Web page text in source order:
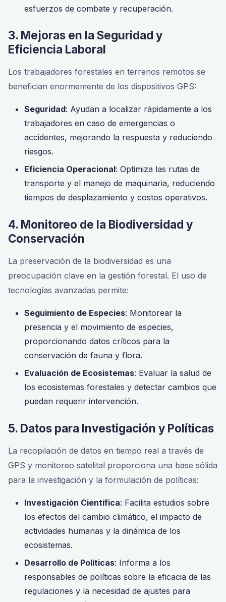
esfuerzos de combate y recuperación.
3. Mejoras en la Seguridad y
Eficiencia Laboral
Los trabajadores forestales en terrenos remotos se
benefician enormemente de los dispositivos GPS:
Seguridad: Ayudan a localizar rápidamente a los
trabajadores en caso de emergencias o
accidentes, mejorando la respuesta y reduciendo
riesgos.
Eficiencia Operacional: Optimiza las rutas de
transporte y el manejo de maquinaria, reduciendo
tiempos de desplazamiento y costos operativos.
4. Monitoreo de la Biodiversidad y
Conservación
La preservación de la biodiversidad es una
preocupación clave en la gestión forestal. El uso de
tecnologías avanzadas permite:
Seguimiento de Especies: Monitorear la
presencia y el movimiento de especies,
proporcionando datos críticos para la
conservación de fauna y flora.
Evaluación de Ecosistemas: Evaluar la salud de
los ecosistemas forestales y detectar cambios que
puedan requerir intervención.
5. Datos para Investigación y Políticas
La recopilación de datos en tiempo real a través de
GPS y monitoreo satelital proporciona una base sólida
para la investigación y la formulación de políticas:
Investigación Científica: Facilita estudios sobre
los efectos del cambio climático, el impacto de
actividades humanas y la dinámica de los
ecosistemas.
Desarrollo de Políticas: Informa a los
responsables de políticas sobre la eficacia de las
regulaciones y la necesidad de ajustes para